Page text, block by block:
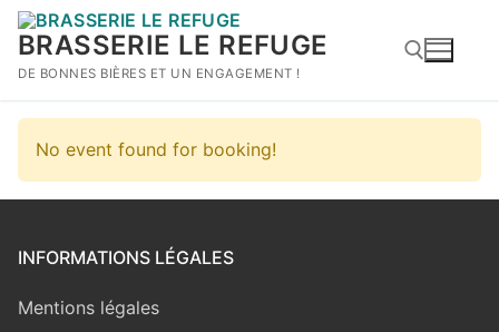
Aller
contenu
BRASSERIE LE REFUGE
DE BONNES BIÈRES ET UN ENGAGEMENT !
No event found for booking!
INFORMATIONS LÉGALES
Mentions légales